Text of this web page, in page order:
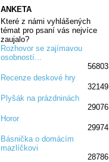
ANKETA
Které z námi vyhlášených
témat pro psaní vás nejvíce
zaujalo?
Rozhovor se zajímavou
osobností...
56803
Recenze deskové hry
32149
Plyšák na prázdninách
29076
Horor
29974
Básnička o domácím
mazlíčkovi
28786